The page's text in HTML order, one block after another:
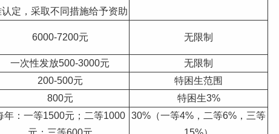
认定，采取不同措施给予资助
6000-7200元 无限制
一次性发放500-3000元
无限制
200-500元
特困生范围
800元 特困生3%
年：一等1500元；二等1000 30%（一等4%，二等6%，三等